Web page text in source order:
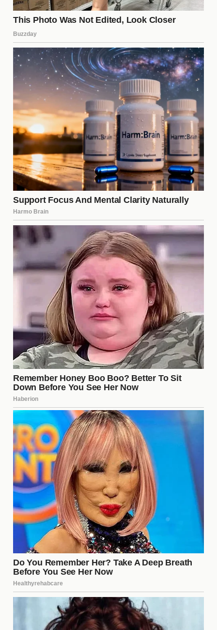
motivador.
Iniciativas Sociales del Club
Tigres no solo se enfoca en el deporte, sino que
también está comprometido con la comunidad. Han
lanzado varias iniciativas sociales que buscan
apoyar a los más necesitados. Algunas de estas
iniciativas incluyen:
Programas de becas para jóvenes deportistas.
Campañas de recolección de alimentos.
Actividades de concienciación sobre la salud y
el bienestar.
Este compromiso ha fortalecido la relación entre el
club y sus aficionados, creando un sentido de
pertenencia y orgullo.
Perspectivas para el Futuro
Las perspectivas para Tigres son optimistas. Con
un equipo en crecimiento y un cuerpo técnico
sólido, las expectativas para el próximo torneo son
altas. Los aficionados confían en que, con esfuerzo
y dedicación, el club logrará grandes cosas en el
futuro cercano. La combinación de talento y trabajo
en equipo será clave para alcanzar los objetivos
propuestos.
¿Cuándo es el próximo partido
de Tigres?
El próximo partido de Tigres está programado para
el sábado a las 19:00 horas, donde se enfrentarán a
su eterno rival en un duelo que promete ser
emocionante. Este tipo de encuentros son cruciales
para la temporada, ya que no solo se juegan
puntos, sino también el orgullo de los aficionados.
Es importante estar atentos a cualquier cambio en
el horario o en la sede del encuentro.
¿Quiénes son los jugadores
clave en el equipo actualmente?
En la actualidad, varios jugadores se destacan por
su rendimiento excepcional. Entre ellos, el delantero
ha sido fundamental, anotando múltiples goles en
los últimos partidos. Además, el portero ha